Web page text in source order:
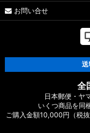
お問い合せ
送
全
日本郵便・ヤ
いくつ商品を同
ご購入金額10,000円（税